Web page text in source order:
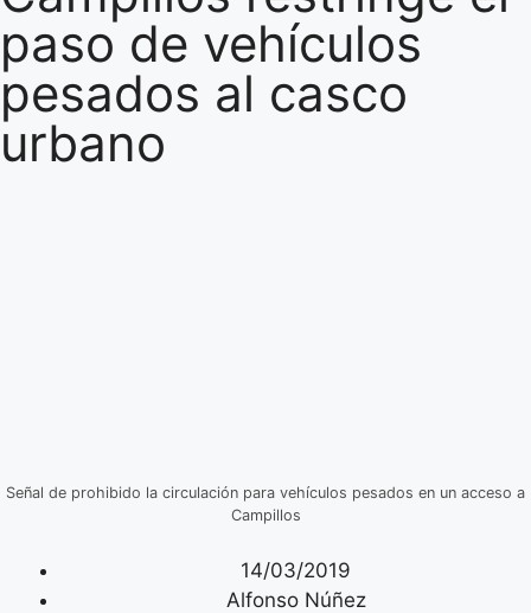
paso de vehículos
pesados al casco
urbano
Señal de prohibido la circulación para vehículos pesados en un acceso a
Campillos
14/03/2019
Alfonso Núñez